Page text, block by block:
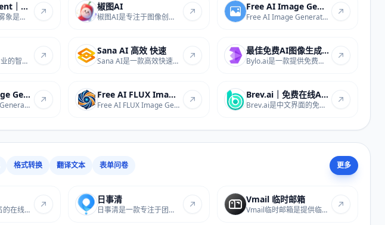
Fogsight Agent｜雾象
Fogsight Agent雾象是专注AI代理服务的站点，...
椒图AI
椒图AI是专注于图像创作的专业工具，支持文生...
Free AI Image Generator Onli...
Free AI Image Generator Online是面向国内用...
Slea AI是一款专业的智能AI绘画与图像生成工具...
Sana AI 高效 快速
Sana AI是一款高效快速的AI服务站点，依托专业...
最佳免费AI图像生成器：Bylo.a...
Bylo.ai是一款提供免费服务的AI图像生成工具，...
FLUX AI Image Generator
FLUX AI Image Generator是一款专业的AI图像生...
Free AI FLUX Image Generator
Free AI FLUX Image Generator是专业的AI图像...
Brev.ai｜免费在线AI音乐生成器
Brev.ai是中文界面的免费在线AI音乐生成工具，...
格式转换 翻译文本 表单问卷 更多
Trello是一款知名的在线协作工具，支持创建直...
日事清
日事清是一款专注于团队协作与任务管理的在线...
Vmail 临时邮箱
Vmail临时邮箱是提供临时邮箱服务的站点，支持...